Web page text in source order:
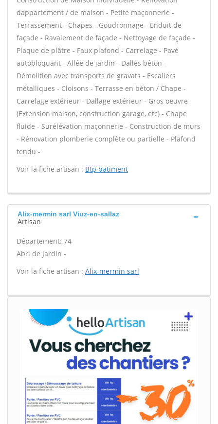
dappartement / de maison - Petite maçonnerie -
Terrassement - Chapes - Goudronnage - Enduit de
façade - Ravalement de façade - Nettoyage de façade -
Plaque de plâtre - Faux plafond - Carrelage - Pavé
autobloquant - Allée de jardin - Dalles béton -
Démolition avec transports de gravats - Escaliers
métalliques - Cloisons - Terrasse en béton / Chape -
Carrelage extérieur - Dallage extérieur - Gros oeuvre
(Extension maison, construction garage, etc) - Chape
fluide - Surélévation maçonnerie - Construction de murs
- Rénovation plomberie complète ou partielle - Plafond
tendu -
Voir la fiche artisan : Btp batiment
Alix-mermin sarl Viuz-en-sallaz
Artisan
Département: 74
Abri de jardin -
Voir la fiche artisan : Alix-mermin sarl